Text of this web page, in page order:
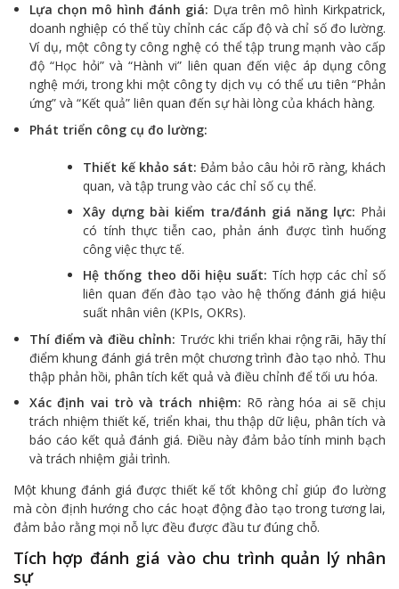
Lựa chọn mô hình đánh giá: Dựa trên mô hình Kirkpatrick,
doanh nghiệp có thể tùy chỉnh các cấp độ và chỉ số đo lường.
Ví dụ, một công ty công nghệ có thể tập trung mạnh vào cấp
độ “Học hỏi” và “Hành vi” liên quan đến việc áp dụng công
nghệ mới, trong khi một công ty dịch vụ có thể ưu tiên “Phản
ứng” và “Kết quả” liên quan đến sự hài lòng của khách hàng.
Phát triển công cụ đo lường:
Thiết kế khảo sát: Đảm bảo câu hỏi rõ ràng, khách
quan, và tập trung vào các chỉ số cụ thể.
Xây dựng bài kiểm tra/đánh giá năng lực: Phải
có tính thực tiễn cao, phản ánh được tình huống
công việc thực tế.
Hệ thống theo dõi hiệu suất: Tích hợp các chỉ số
liên quan đến đào tạo vào hệ thống đánh giá hiệu
suất nhân viên (KPIs, OKRs).
Thí điểm và điều chỉnh: Trước khi triển khai rộng rãi, hãy thí
điểm khung đánh giá trên một chương trình đào tạo nhỏ. Thu
thập phản hồi, phân tích kết quả và điều chỉnh để tối ưu hóa.
Xác định vai trò và trách nhiệm: Rõ ràng hóa ai sẽ chịu
trách nhiệm thiết kế, triển khai, thu thập dữ liệu, phân tích và
báo cáo kết quả đánh giá. Điều này đảm bảo tính minh bạch
và trách nhiệm giải trình.
Một khung đánh giá được thiết kế tốt không chỉ giúp đo lường
mà còn định hướng cho các hoạt động đào tạo trong tương lai,
đảm bảo rằng mọi nỗ lực đều được đầu tư đúng chỗ.
Tích hợp đánh giá vào chu trình quản lý nhân
sự